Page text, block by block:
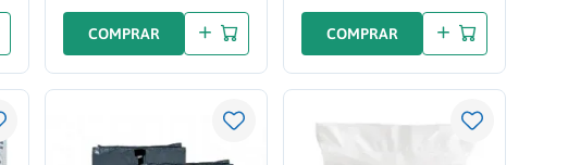
COMPRAR COMPRAR